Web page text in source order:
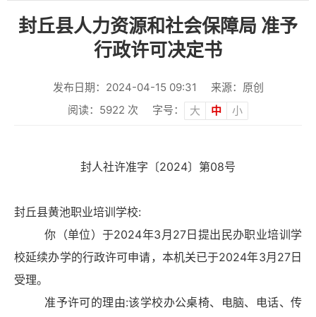
封丘县人力资源和社会保障局 准予
行政许可决定书
发布日期：2024-04-15 09:31
来源：原创
阅读： 5922 次 字号： 大 中 小
封人社许准字〔2024〕第08号
封丘县黄池职业培训学校:
你（单位）于2024年3月27日提出民办职业培训学
校延续办学的行政许可申请，本机关已于2024年3月27日
受理。
准予许可的理由:该学校办公桌椅、电脑、电话、传